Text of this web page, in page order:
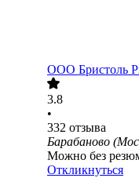
ООО Бристоль
3.8
•
332 отзыва
Барабаново
Можно без
Откликнуться